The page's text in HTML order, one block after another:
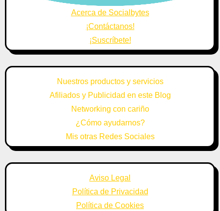
Acerca de Socialbytes
¡Contáctanos!
¡Suscríbete!
Nuestros productos y servicios
Afiliados y Publicidad en este Blog
Networking con cariño
¿Cómo ayudarnos?
Mis otras Redes Sociales
Aviso Legal
Política de Privacidad
Política de Cookies